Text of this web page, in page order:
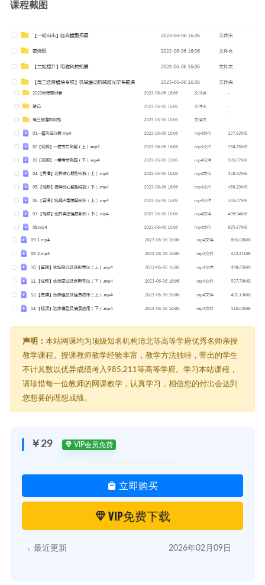
课程截图
声明： 本站网课均为顶级知名机构清北等高等学府优秀名师亲授
教学课程。授课教师教学经验丰富，教学方法独特，带出的学生
不计其数以优异成绩考入985,211等高等学府。学习本站课程，
请珍惜每一位教师的网课教学，认真学习，相信您的付出会达到
您想要的理想成绩。
￥29 VIP会员免费
立即购买
VIP免费下载
最近更新 2026年02月09日